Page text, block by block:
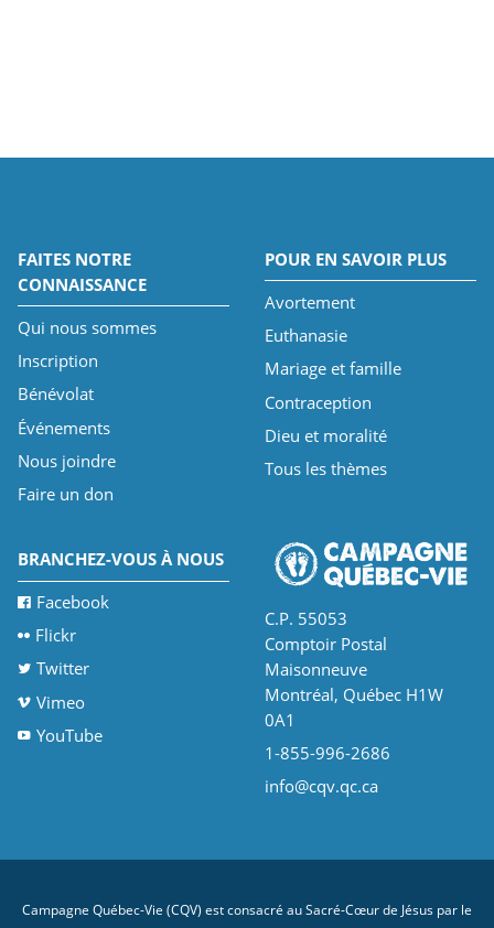
FAITES NOTRE
CONNAISSANCE
Qui nous sommes
Inscription
Bénévolat
Événements
Nous joindre
Faire un don
POUR EN SAVOIR PLUS
Avortement
Euthanasie
Mariage et famille
Contraception
Dieu et moralité
Tous les thèmes
BRANCHEZ-VOUS À NOUS
Facebook
Flickr
Twitter
Vimeo
YouTube
C.P. 55053
Comptoir Postal
Maisonneuve
Montréal, Québec H1W
0A1
1-855-996-2686
info@cqv.qc.ca
Campagne Québec-Vie (CQV) est consacré au Sacré-Cœur de Jésus par le